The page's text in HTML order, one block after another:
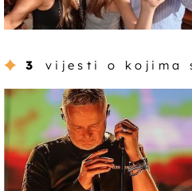
3 vijesti o kojima